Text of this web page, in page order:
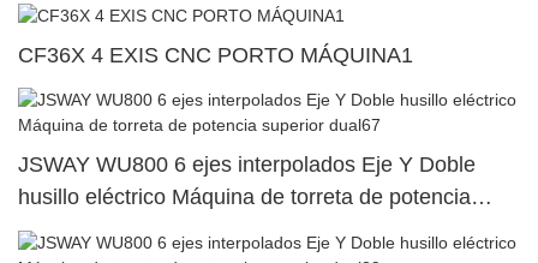
CF36X 4 EXIS CNC PORTO MÁQUINA1
JSWAY WU800 6 ejes interpolados Eje Y Doble
husillo eléctrico Máquina de torreta de potencia
superior dual67